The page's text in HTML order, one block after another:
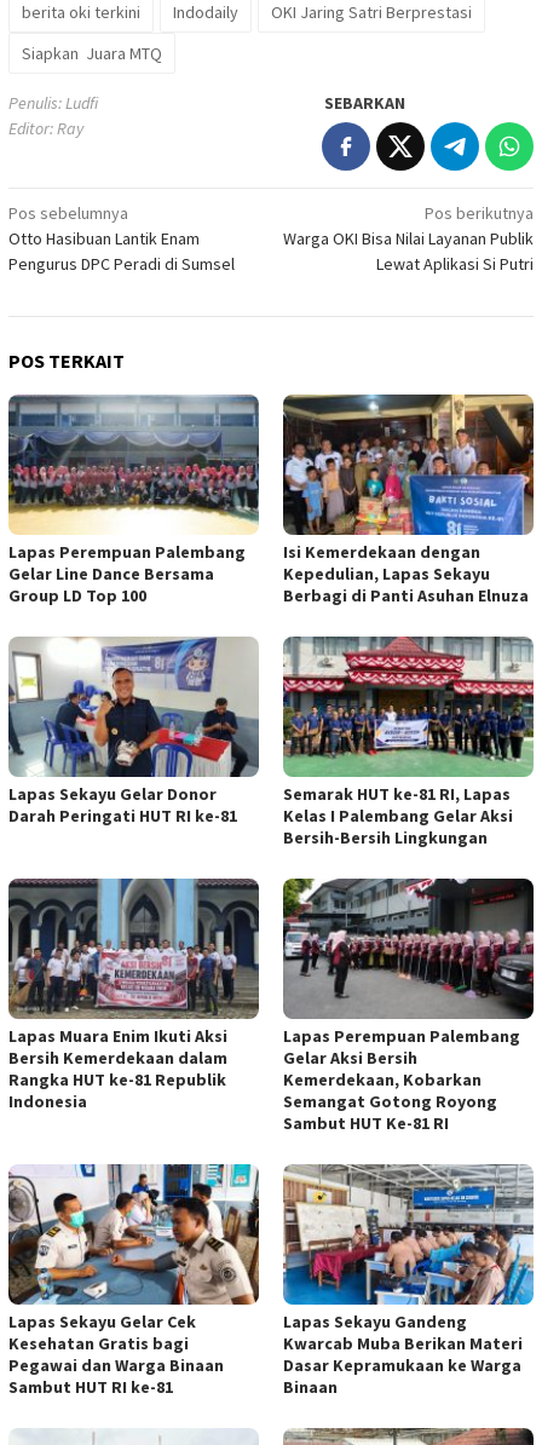
berita oki terkini Indodaily
OKI Jaring Satri Berprestasi
Siapkan Juara MTQ
Penulis: Ludfi
Editor: Ray
SEBARKAN
Navigasi
pos
Pos sebelumnya
Otto Hasibuan Lantik Enam
Pengurus DPC Peradi di Sumsel
Pos berikutnya
Warga OKI Bisa Nilai Layanan Publik
Lewat Aplikasi Si Putri
POS TERKAIT
Lapas Perempuan Palembang
Gelar Line Dance Bersama
Group LD Top 100
Isi Kemerdekaan dengan
Kepedulian, Lapas Sekayu
Berbagi di Panti Asuhan Elnuza
Lapas Sekayu Gelar Donor
Darah Peringati HUT RI ke-81
Semarak HUT ke-81 RI, Lapas
Kelas I Palembang Gelar Aksi
Bersih-Bersih Lingkungan
Lapas Muara Enim Ikuti Aksi
Bersih Kemerdekaan dalam
Rangka HUT ke-81 Republik
Indonesia
Lapas Perempuan Palembang
Gelar Aksi Bersih
Kemerdekaan, Kobarkan
Semangat Gotong Royong
Sambut HUT Ke-81 RI
Lapas Sekayu Gelar Cek
Kesehatan Gratis bagi
Pegawai dan Warga Binaan
Sambut HUT RI ke-81
Lapas Sekayu Gandeng
Kwarcab Muba Berikan Materi
Dasar Kepramukaan ke Warga
Binaan